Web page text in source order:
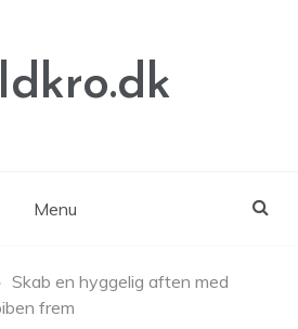
Menu
Skab en hyggelig aften med
frem